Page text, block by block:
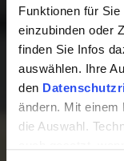
Funktionen für
einzubinden oder
finden Sie Infos
auswählen. Ihre
den
ändern. Mit einem
die Auswahl.